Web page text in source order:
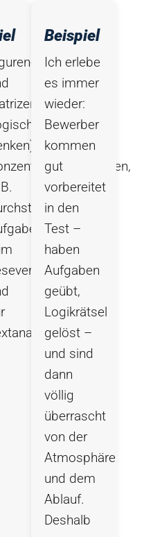
Beispiel
Ich erlebe
es immer
wieder:
Bewerber
kommen
gut
vorbereitet
in den
Test –
haben
Aufgaben
geübt,
Logikrätsel
gelöst –
und sind
dann
völlig
überrascht
von der
Atmosphäre
und dem
Ablauf.
Deshalb